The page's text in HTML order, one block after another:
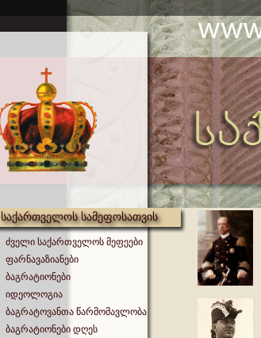
საქართველოს სამეფოსათვის
ძველი საქართველოს მეფეები
ფარნავაზიანები
ბაგრატიონები
იდეოლოგია
ბაგრატოვანთა წარმომავლობა
ბაგრატიონები დღეს